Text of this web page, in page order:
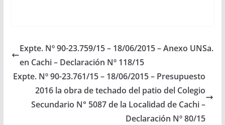
que se incorpore en el
Presupuesto 2016 de
la Provincia con
Partida
Presupuestaría…
Expte. Nº 90-23.759/15 – 18/06/2015 – Anexo UNSa.
en Cachi – Declaración Nº 118/15
Expte. Nº 90-23.761/15 – 18/06/2015 – Presupuesto
2016 la obra de techado del patio del Colegio
Secundario N° 5087 de la Localidad de Cachi –
Declaración Nº 80/15